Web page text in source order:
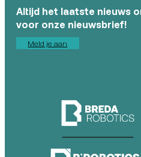
Altijd het laatste nieuws
voor onze nieuwsbrief!
Meld je aan